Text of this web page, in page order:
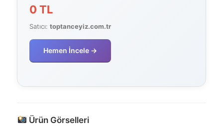
0 TL
Satıcı:toptanceyiz.com.tr
Hemen İncele →
Ürün Görselleri